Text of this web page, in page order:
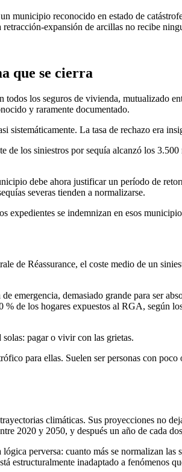
municipio reconocido en estado de
retracción-expansión de arcillas no recibe
que se cierra
los seguros de vivienda, mutualizado
y raramente documentado.
La tasa de rechazo era
de los siniestros por sequía alcanzó los
debe ahora justificar un período de
severas tienden a normalizarse.
expedientes se indemnizan en esos
de Réassurance, el coste medio de un
emergencia, demasiado grande para ser
de los hogares expuestos al RGA, según
pagar o vivir con las grietas.
para ellas. Suelen ser personas con
climáticas. Sus proyecciones no
2020 y 2050, y después un año de cada
perversa: cuanto más se normalizan las
estructuralmente inadaptado a fenómenos